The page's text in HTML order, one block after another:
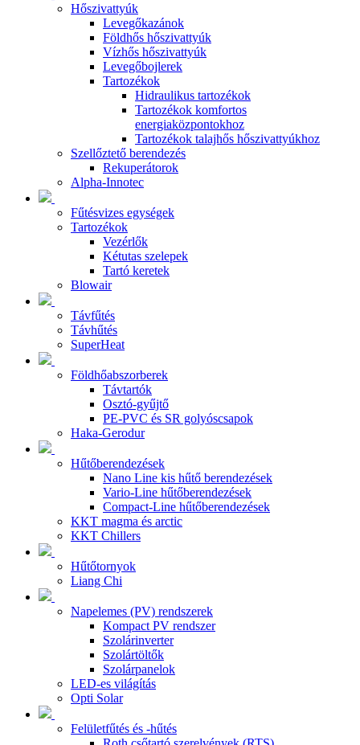
Hőszivattyúk
Levegőkazánok
Földhős hőszivattyúk
Vízhős hőszivattyúk
Levegőbojlerek
Tartozékok
Hidraulikus tartozékok
Tartozékok komfortos
energiaközpontokhoz
Tartozékok talajhős hőszivattyúkhoz
Szellőztető berendezés
Rekuperátorok
Alpha-Innotec
Fűtésvizes egységek
Tartozékok
Vezérlők
Kétutas szelepek
Tartó keretek
Blowair
Távfűtés
Távhűtés
SuperHeat
Földhőabszorberek
Távtartók
Osztó-gyűjtő
PE-PVC és SR golyóscsapok
Haka-Gerodur
Hűtőberendezések
Nano Line kis hűtő berendezések
Vario-Line hűtőberendezések
Compact-Line hűtőberendezések
KKT magma és arctic
KKT Chillers
Hűtőtornyok
Liang Chi
Napelemes (PV) rendszerek
Kompact PV rendszer
Szolárinverter
Szolártöltők
Szolárpanelok
LED-es világítás
Opti Solar
Felületfűtés és -hűtés